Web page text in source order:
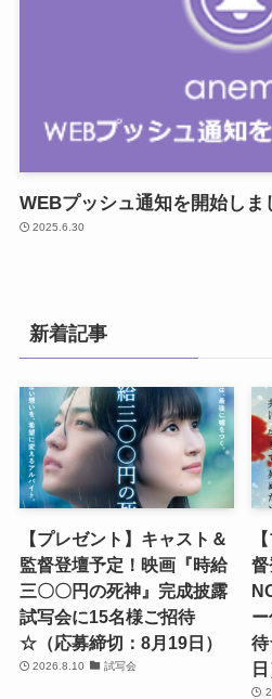
WEBプッシュ通知を開始しま
2025.6.30
新着記事
【プレゼント】キャスト＆
監督登壇予定！映画『時給
三〇〇円の死神』完成披露
試写会に15名様ご招待
☆（応募締切：8月19日）
2026.8.10 試写会
日